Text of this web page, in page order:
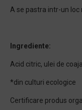
A se pastra intr-un loc
Ingrediente:
Acid citric, ulei de
*din culturi ecologice
Certificare produs